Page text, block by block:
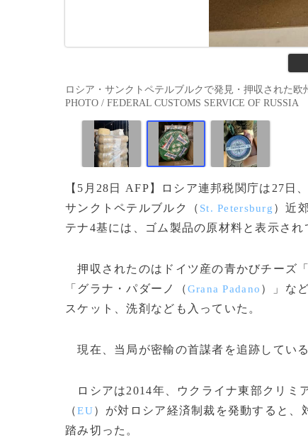
ロシア・サンクトペテルブルクで発見・押収された
PHOTO / FEDERAL CUSTOMS SERVICE OF RUSSIA
【5月28日 AFP】ロシア連邦税関庁は27日
サンクトペテルブルク（ St. Petersburg ）近
テナ4基には、ゴム製品の原材料と表示され
押収されたのはドイツ産の青かびチーズ
「グラナ・パダーノ（Grana Padano ）」な
スケット、洗剤なども入っていた。
現在、当局が密輸の首謀者を追跡している
ロシアは2014年、ウクライナ東部クリミ
（EU）が対ロシア経済制裁を発動すると
踏み切った。